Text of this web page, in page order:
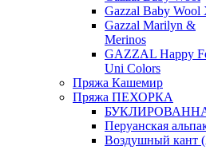
Gazzal Baby Wool
Gazzal Marilyn &
Merinos
GAZZAL Happy
Uni Colors
Пряжа Кашемир
Пряжа ПЕХОРКА
Перуанская
Воздушный кант